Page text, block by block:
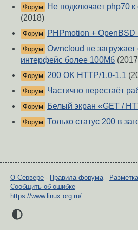
Форум
Не подключает php70
(2018)
Форум PHPmotion +
Форум Owncloud не
интерфейс более 100Мб
Форум 200 OK HTTP/1.0-1.1
Форум Частично перестаёт
Форум Белый экран «GET /
Форум Только статус 200 в
О Сервере - Правила форума-
Сообщить об ошибке
https://www.linux.org.ru/